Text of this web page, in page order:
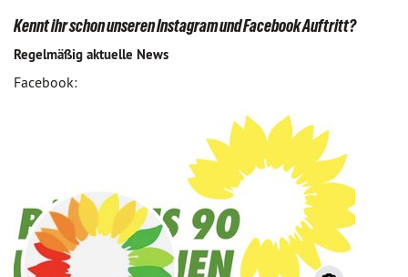
Kennt ihr schon unseren Instagram und Facebook Auftritt?
Regelmäßig aktuelle News
Facebook: